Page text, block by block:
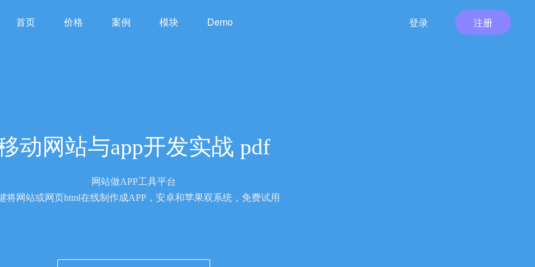
首页 价格 案例 模块 Demo 登录 注册
动网站与app开发实战 pdf
网站做APP工具平台
将网站或网页html在线制作成APP，安卓和苹果双系统，免费试用